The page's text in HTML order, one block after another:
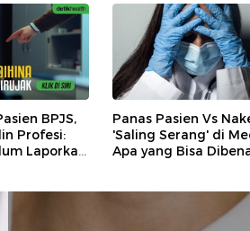
BPJS,
Profesi:
Laporkan
Panas Pasien Vs
'Saling Serang' di
Apa yang Bisa